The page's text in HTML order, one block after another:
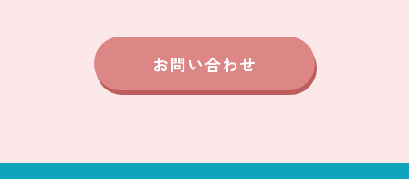
お問い合わせ